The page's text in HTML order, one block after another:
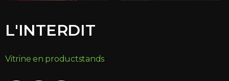
L'INTERDIT
Vitrine en productstands